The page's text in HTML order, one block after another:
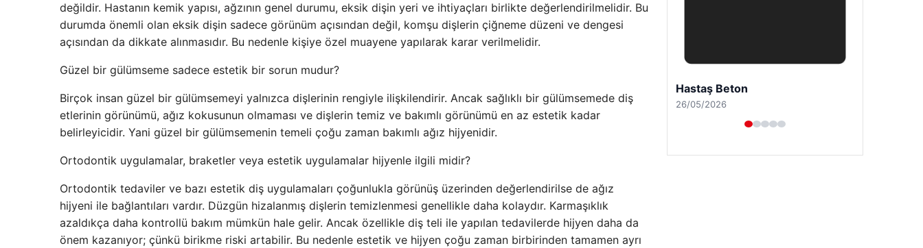
değildir. Hastanın kemik yapısı, ağzının genel durumu, eksik dişin yeri ve ihtiyaçları birlikte değerlendirilmelidir. Bu
durumda önemli olan eksik dişin sadece görünüm açısından değil, komşu dişlerin çiğneme düzeni ve dengesi
açısından da dikkate alınmasıdır. Bu nedenle kişiye özel muayene yapılarak karar verilmelidir.
Güzel bir gülümseme sadece estetik bir sorun mudur?
Birçok insan güzel bir gülümsemeyi yalnızca dişlerinin rengiyle ilişkilendirir. Ancak sağlıklı bir gülümsemede diş
etlerinin görünümü, ağız kokusunun olmaması ve dişlerin temiz ve bakımlı görünümü en az estetik kadar
belirleyicidir. Yani güzel bir gülümsemenin temeli çoğu zaman bakımlı ağız hijyenidir.
Ortodontik uygulamalar, braketler veya estetik uygulamalar hijyenle ilgili midir?
Ortodontik tedaviler ve bazı estetik diş uygulamaları çoğunlukla görünüş üzerinden değerlendirilse de ağız
hijyeni ile bağlantıları vardır. Düzgün hizalanmış dişlerin temizlenmesi genellikle daha kolaydır. Karmaşıklık
azaldıkça daha kontrollü bakım mümkün hale gelir. Ancak özellikle diş teli ile yapılan tedavilerde hijyen daha da
önem kazanıyor; çünkü birikme riski artabilir. Bu nedenle estetik ve hijyen çoğu zaman birbirinden tamamen ayrı
Enes Kaplan Avukatlık Bürosu
28/04/2026